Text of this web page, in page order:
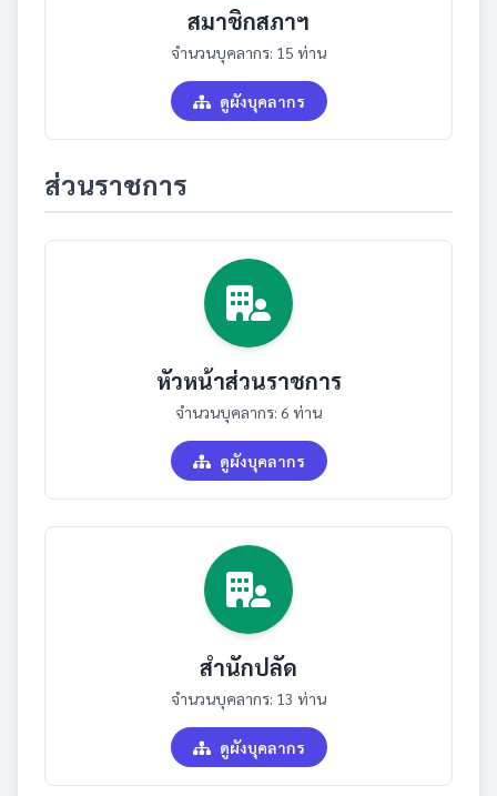
สมาชิกสภาฯ
จำนวนบุคลากร: 15 ท่าน
ดูผังบุคลากร
ส่วนราชการ
หัวหน้าส่วนราชการ
จำนวนบุคลากร: 6 ท่าน
ดูผังบุคลากร
สำนักปลัด
จำนวนบุคลากร: 13 ท่าน
ดูผังบุคลากร